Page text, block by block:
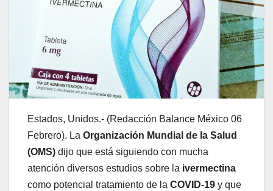
Estados, Unidos.- (Redacción Balance México 06
Febrero). La Organización Mundial de la Salud
(OMS) dijo que está siguiendo con mucha
atención diversos estudios sobre la ivermectina
como potencial tratamiento de la COVID-19 y que